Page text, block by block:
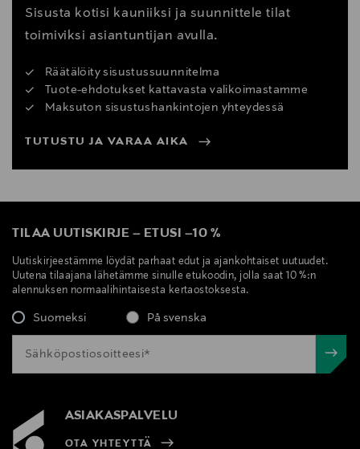
Sisusta kotisi kauniiksi ja suunnittele tilat
toimiviksi asiantuntijan avulla.
Räätälöity sisustussuunnitelma
Tuote-ehdotukset kattavasta valikoimastamme
Maksuton sisustushankintojen yhteydessä
TUTUSTU JA VARAA AIKA
TILAA UUTISKIRJE – ETUSI –10 %
Uutiskirjeestämme löydät parhaat edut ja ajankohtaiset uutuudet.
Uutena tilaajana lähetämme sinulle etukoodin, jolla saat 10 %:n
alennuksen normaalihintaisesta kertaostoksesta.
Suomeksi På svenska
ASIAKASPALVELU
OTA YHTEYTTÄ